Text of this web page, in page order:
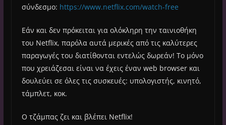
σύνδεσμο: https://www.netflix.com/watch-free
Εάν και δεν πρόκειται για ολόκληρη την ταινιοθήκη
του Netflix, παρόλα αυτά μερικές από τις καλύτερες
παραγωγές του διατίθονται εντελώς δωρεάν! Το μόνο
που χρειάζεσαι είναι να έχεις έναν web browser και
δουλεύει σε όλες τις συσκευές: υπολογιστής, κινητό,
τάμπλετ, κοκ.
Ο τζάμπας ζει και βλέπει Netflix!